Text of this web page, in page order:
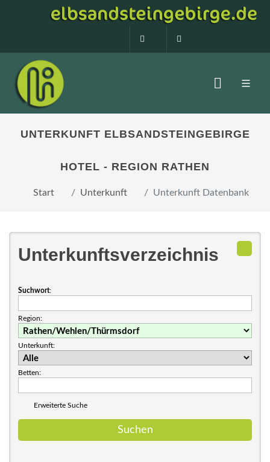
0160 99873408
UNTERKUNFT ELBSANDSTEINGEBIRGE
HOTEL - REGION RATHEN
Start Unterkunft Unterkunft Datenbank
Unterkunftsverzeichnis
Suchwort:
Region:
Unterkunft:
Betten:
Erweiterte Suche